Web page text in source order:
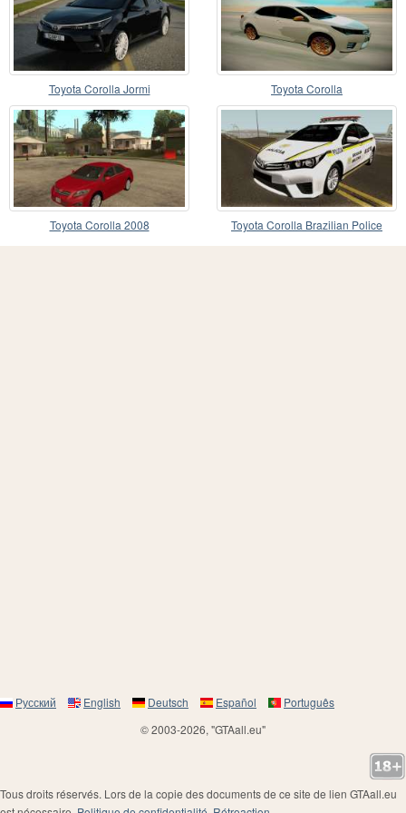
Toyota Corolla Jormi Toyota Corolla
Toyota Corolla 2008 Toyota Corolla Brazilian Police
Русский English Deutsch Español
Português
© 2003-2026, "GTAall.eu"
Tous droits réservés. Lors de la copie des documents de ce site de lien GTAall.eu